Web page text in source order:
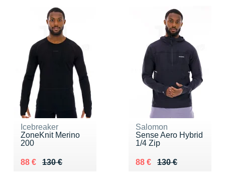
Icebreaker
ZoneKnit Merino
200
130 €
Au lieu de 130 €
88 €
Vendu 88 €
Salomon
Sense Aero Hybrid
1/4 Zip
130 €
Au lieu de 130 €
88 €
Vendu 88 €